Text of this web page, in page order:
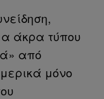
άκρα τύπου
από
μόνο